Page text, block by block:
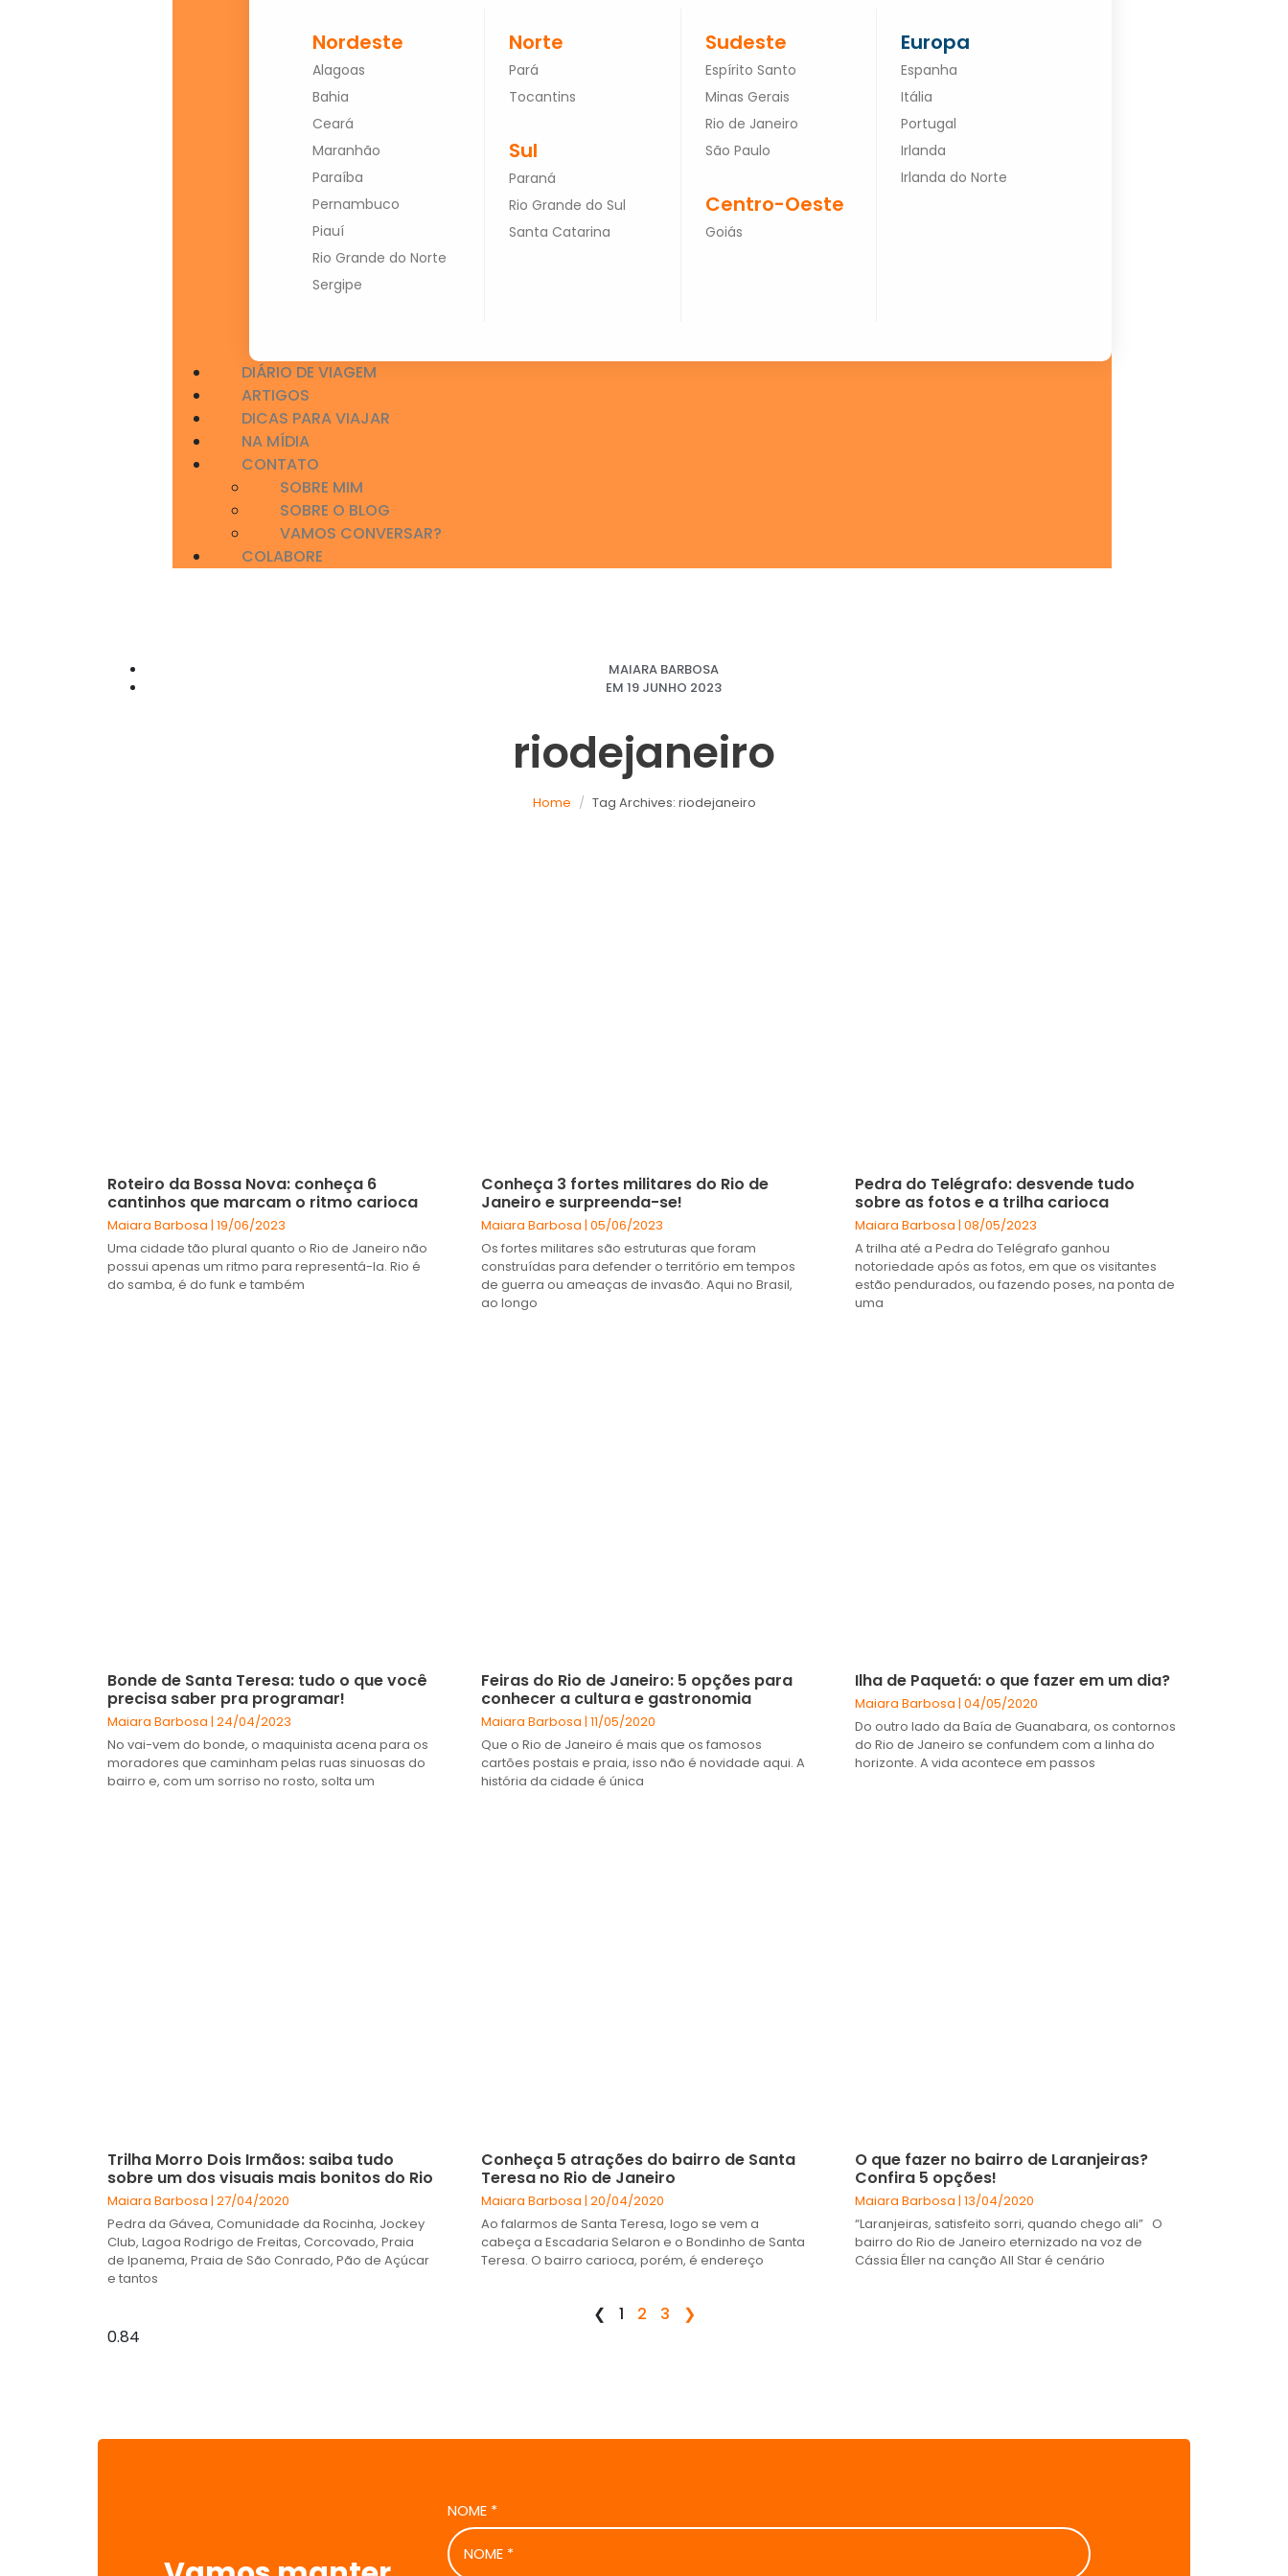
Nordeste
Alagoas
Bahia
Ceará
Maranhão
Paraíba
Pernambuco
Piauí
Rio Grande do Norte
Sergipe
Norte
Pará
Tocantins
Sul
Paraná
Rio Grande do Sul
Santa Catarina
Sudeste
Espírito Santo
Minas Gerais
Rio de Janeiro
São Paulo
Centro-Oeste
Goiás
Europa
Espanha
Itália
Portugal
Irlanda
Irlanda do Norte
DIÁRIO DE VIAGEM
ARTIGOS
DICAS PARA VIAJAR
NA MÍDIA
CONTATO
SOBRE MIM
SOBRE O BLOG
VAMOS CONVERSAR?
COLABORE
MAIARA BARBOSA
EM 19 JUNHO 2023
riodejaneiro
Home Tag Archives: riodejaneiro
Roteiro da Bossa Nova: conheça 6
cantinhos que marcam o ritmo carioca
Maiara Barbosa 19/06/2023
Uma cidade tão plural quanto o Rio de Janeiro não
possui apenas um ritmo para representá-la. Rio é
do samba, é do funk e também
Conheça 3 fortes militares do Rio de
Janeiro e surpreenda-se!
Maiara Barbosa 05/06/2023
Os fortes militares são estruturas que foram
construídas para defender o território em tempos
de guerra ou ameaças de invasão. Aqui no Brasil,
ao longo
Pedra do Telégrafo: desvende tudo
sobre as fotos e a trilha carioca
Maiara Barbosa 08/05/2023
A trilha até a Pedra do Telégrafo ganhou
notoriedade após as fotos, em que os visitantes
estão pendurados, ou fazendo poses, na ponta de
uma
Bonde de Santa Teresa: tudo o que você
precisa saber pra programar!
Maiara Barbosa 24/04/2023
No vai-vem do bonde, o maquinista acena para os
moradores que caminham pelas ruas sinuosas do
bairro e, com um sorriso no rosto, solta um
Feiras do Rio de Janeiro: 5 opções para
conhecer a cultura e gastronomia
Maiara Barbosa 11/05/2020
Que o Rio de Janeiro é mais que os famosos
cartões postais e praia, isso não é novidade aqui. A
história da cidade é única
Ilha de Paquetá: o que fazer em um dia?
Maiara Barbosa 04/05/2020
Do outro lado da Baía de Guanabara, os contornos
do Rio de Janeiro se confundem com a linha do
horizonte. A vida acontece em passos
Trilha Morro Dois Irmãos: saiba tudo
sobre um dos visuais mais bonitos do Rio
Maiara Barbosa 27/04/2020
Pedra da Gávea, Comunidade da Rocinha, Jockey
Club, Lagoa Rodrigo de Freitas, Corcovado, Praia
de Ipanema, Praia de São Conrado, Pão de Açúcar
e tantos
Conheça 5 atrações do bairro de Santa
Teresa no Rio de Janeiro
Maiara Barbosa 20/04/2020
Ao falarmos de Santa Teresa, logo se vem a
cabeça a Escadaria Selaron e o Bondinho de Santa
Teresa. O bairro carioca, porém, é endereço
O que fazer no bairro de Laranjeiras?
Confira 5 opções!
Maiara Barbosa 13/04/2020
“Laranjeiras, satisfeito sorri, quando chego ali” O
bairro do Rio de Janeiro eternizado na voz de
Cássia Éller na canção All Star é cenário
❮ 1 2 3 ❯
NOME *